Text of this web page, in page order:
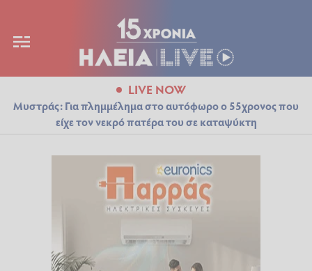
LIVE NOW
Μυστράς: Για πλημμέλημα στο αυτόφωρο ο 55χρονος που
είχε τον νεκρό πατέρα του σε καταψύκτη